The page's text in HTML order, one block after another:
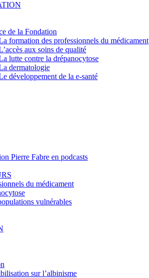
de la Fondation
formation des professionnels du médicament
aux soins de qualité
lutte contre la drépanocytose
dermatologie
développement de la e-santé
Pierre Fabre en podcasts
du médicament
vulnérables
sur l’albinisme